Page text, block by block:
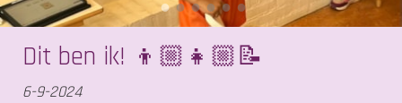
●●●●● ●
Dit ben ik! 👦🏼👧🏼📝
6-9-2024